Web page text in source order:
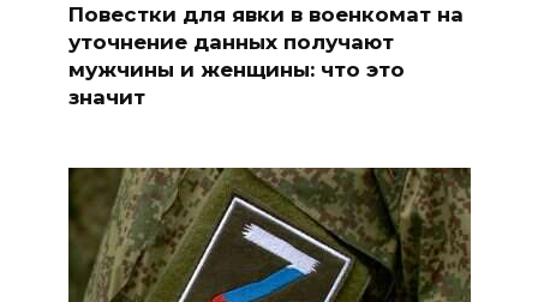
Повестки для явки в военкомат на
уточнение данных получают
мужчины и женщины: что это
значит